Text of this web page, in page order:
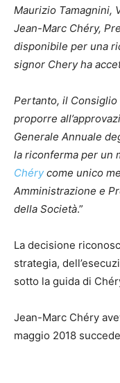
Maurizio Tamagnini,
Jean-Marc Chéry,
disponibile per una
signor Chery ha
Pertanto, il
proporre
Generale Annuale
la riconferma per un
Chérycome unico
Amministrazione e
della Società.”
La decisione
strategia,
sotto la guida di
Jean-Marc Chéry
maggio 2018